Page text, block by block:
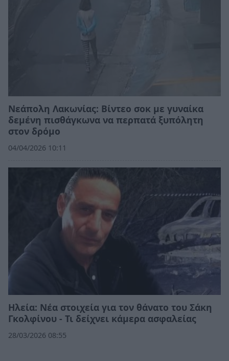
Νεάπολη Λακωνίας: Βίντεο σοκ με γυναίκα
δεμένη πισθάγκωνα να περπατά ξυπόλητη
στον δρόμο
04/04/2026 10:11
Ηλεία: Νέα στοιχεία για τον θάνατο του Σάκη
Γκολφίνου - Τι δείχνει κάμερα ασφαλείας
28/03/2026 08:55